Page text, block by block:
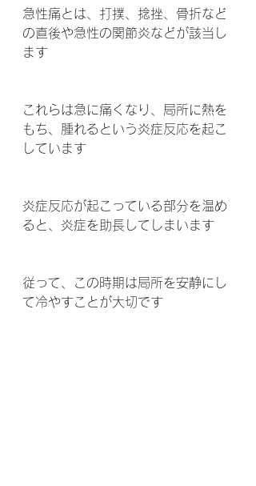
急性痛とは、打撲、捻挫、骨折など
の直後や急性の関節炎などが該当し
ます
これらは急に痛くなり、局所に熱を
もち、腫れるという炎症反応を起こ
しています
炎症反応が起こっている部分を温め
ると、炎症を助長してしまいます
従って、この時期は局所を安静にし
て冷やすことが大切です